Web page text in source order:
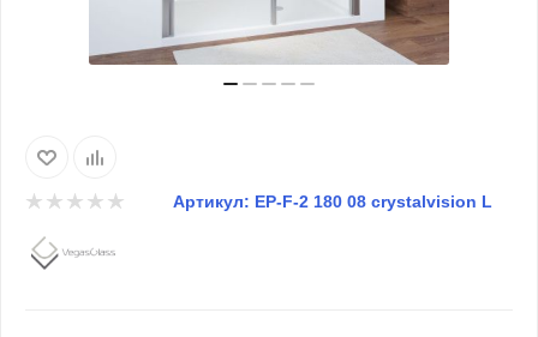
Артикул: EP-F-2 180 08 crystalvision L